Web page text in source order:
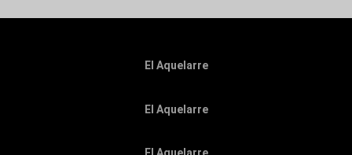
El Aquelarre
El Aquelarre